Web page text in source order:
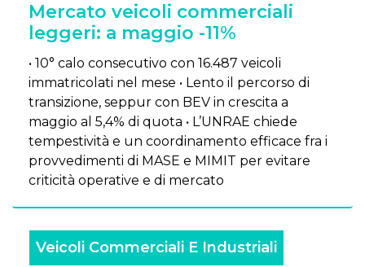
Mercato veicoli commerciali
leggeri: a maggio -11%
• 10° calo consecutivo con 16.487 veicoli
immatricolati nel mese • Lento il percorso di
transizione, seppur con BEV in crescita a
maggio al 5,4% di quota • L’UNRAE chiede
tempestività e un coordinamento efficace fra i
provvedimenti di MASE e MIMIT per evitare
criticità operative e di mercato
Veicoli Commerciali E Industriali